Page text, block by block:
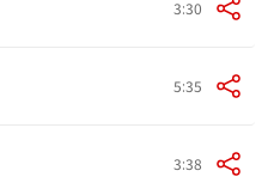
3:30
5:35
3:38